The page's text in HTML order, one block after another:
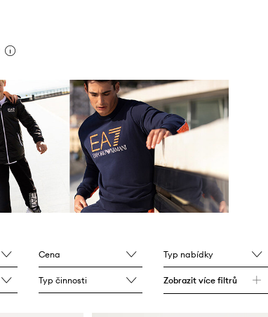
Cena Typ nabídky
Typ činnosti Zobrazit více filtrů